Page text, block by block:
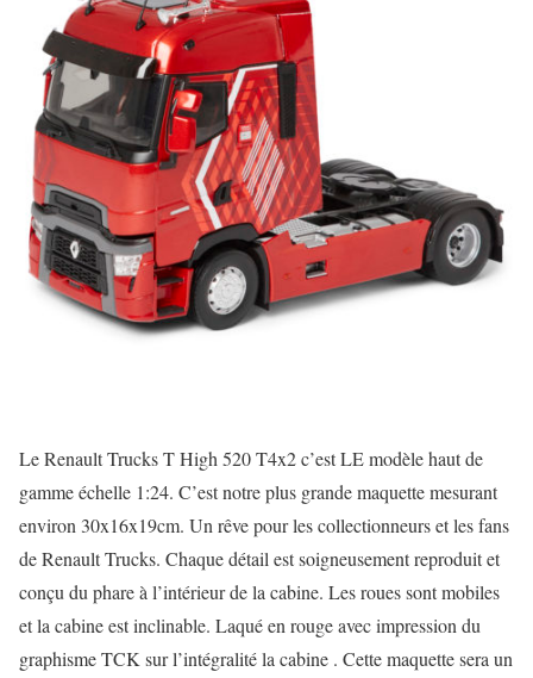
Le Renault Trucks T High 520 T4x2 c’est LE modèle haut de
gamme échelle 1:24. C’est notre plus grande maquette mesurant
environ 30x16x19cm. Un rêve pour les collectionneurs et les fans
de Renault Trucks. Chaque détail est soigneusement reproduit et
conçu du phare à l’intérieur de la cabine. Les roues sont mobiles
et la cabine est inclinable. Laqué en rouge avec impression du
graphisme TCK sur l’intégralité la cabine . Cette maquette sera un